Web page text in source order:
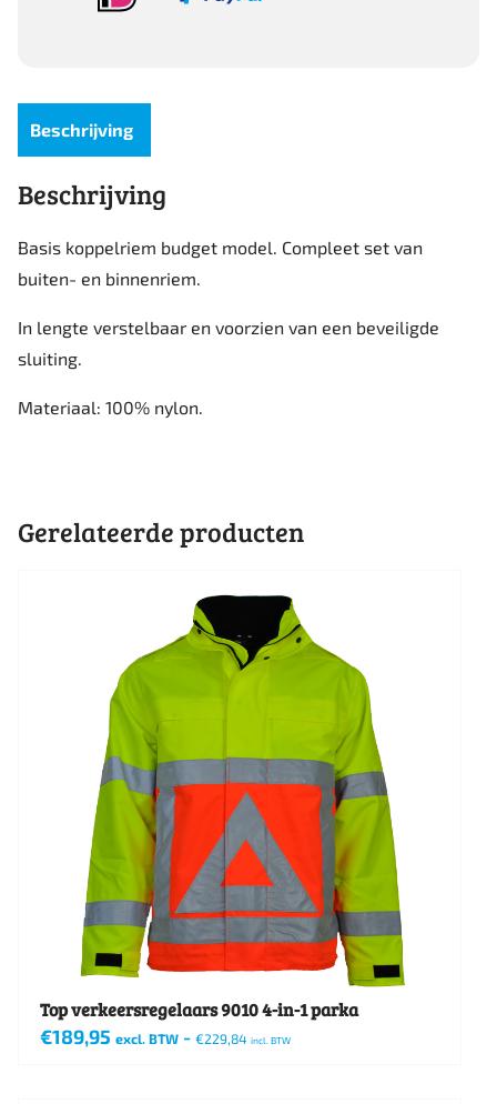
Beschrijving
Beschrijving
Basis koppelriem budget model. Compleet set van
buiten- en binnenriem.
In lengte verstelbaar en voorzien van een beveiligde
sluiting.
Materiaal: 100% nylon.
Gerelateerde producten
Top verkeersregelaars 9010 4-in-1 parka
€189,95 excl. BTW - €229,84 incl. BTW